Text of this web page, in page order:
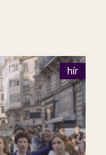
hír